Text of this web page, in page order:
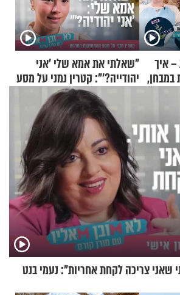
איך
במבחן,
כהן
"שאלתי את אמא שלי 'אני
יהודייה?'": קטרין נמני על מסע
ההתחזקות המרגש
שאני צריכה לקחת אחריות": נעמי בנט